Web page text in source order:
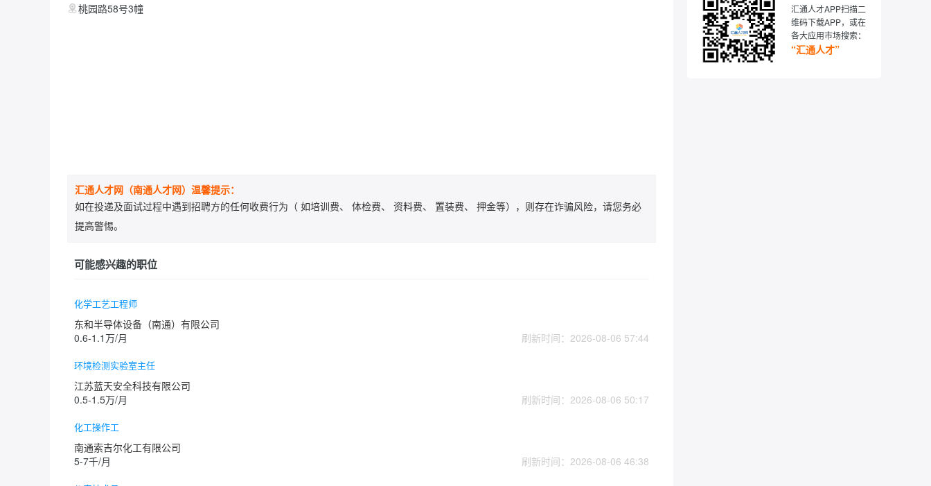
桃园路58号3幢
汇通人才网（南通人才网）温馨提示：
如在投递及面试过程中遇到招聘方的任何收费行为（ 如培训费、 体检费、 资料费、 置装费、 押金等），则存在诈骗风险，请您务必
提高警惕。
可能感兴趣的职位
化学工艺工程师
东和半导体设备（南通）有限公司
0.6-1.1万/月
刷新时间：2026-08-06 57:44
环境检测实验室主任
江苏蓝天安全科技有限公司
0.5-1.5万/月
刷新时间：2026-08-06 50:17
化工操作工
南通索吉尔化工有限公司
5-7千/月
刷新时间：2026-08-06 46:38
汇通人才APP扫描二
维码下载APP，或在
各大应用市场搜索：
“汇通人才”